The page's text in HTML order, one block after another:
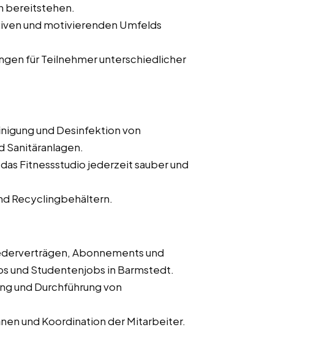
bereitstehen.
und motivierenden Umfelds
für Teilnehmer unterschiedlicher
und Desinfektion von
Sanitäranlagen.
Fitnessstudio jederzeit sauber und
Recyclingbehältern.
Abonnements und
und Studentenjobs in Barmstedt.
und Durchführung von
und Koordination der Mitarbeiter.